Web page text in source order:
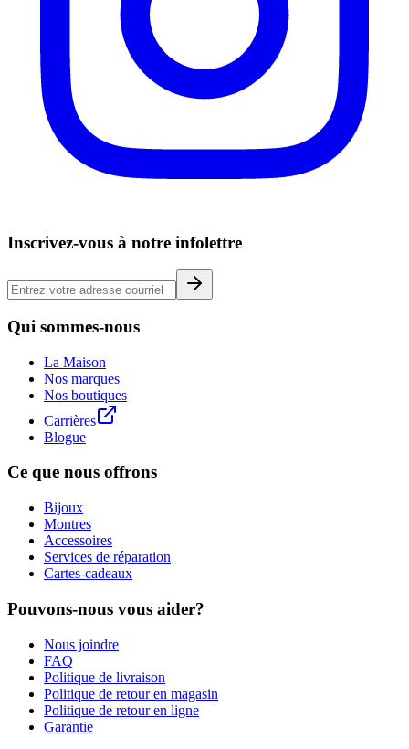
Inscrivez-vous à notre infolettre
Qui sommes-nous
La Maison
Nos marques
Nos boutiques
Carrières
Blogue
Ce que nous offrons
Bijoux
Montres
Accessoires
Services de réparation
Cartes-cadeaux
Pouvons-nous vous aider?
Nous joindre
FAQ
Politique de livraison
Politique de retour en magasin
Politique de retour en ligne
Garantie